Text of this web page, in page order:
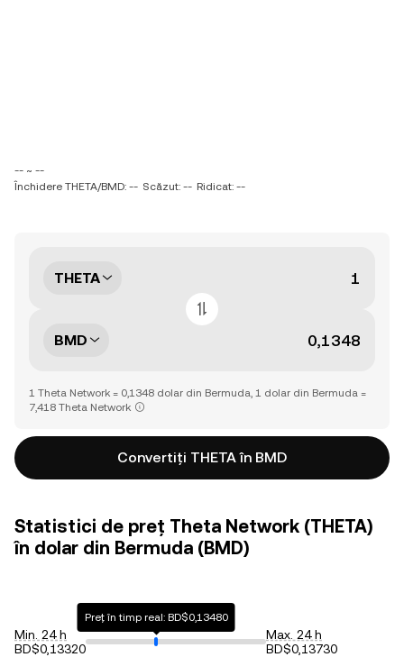
-- ~ --
Închidere THETA/BMD: -- Scăzut: -- Ridicat: --
THETA
BMD
1 Theta Network = 0,1348 dolar din Bermuda, 1 dolar din Bermuda =
7,418 Theta Network
Convertiți THETA în BMD
Statistici de preț Theta Network (THETA)
în dolar din Bermuda (BMD)
Min. 24 h
BD$0,13320
Preț în timp real: BD$0,13480
Max. 24 h
BD$0,13730